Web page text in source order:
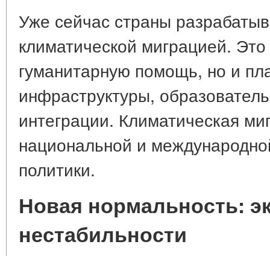
Уже сейчас страны
климатической миграцией.
гуманитарную помощь, но и
инфраструктуры,
интеграции. Климатическая
национальной и
политики.
Новая нормальность:
нестабильности